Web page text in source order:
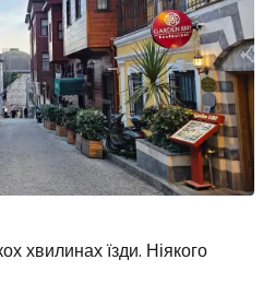
хвилинах їзди. Ніякого